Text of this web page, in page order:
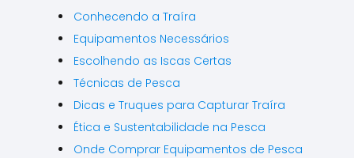
Conhecendo a Traíra
Equipamentos Necessários
Escolhendo as Iscas Certas
Técnicas de Pesca
Dicas e Truques para Capturar Traíra
Ética e Sustentabilidade na Pesca
Onde Comprar Equipamentos de Pesca